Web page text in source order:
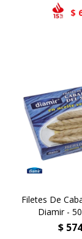
$
Filetes De
Diamir -
$ 574